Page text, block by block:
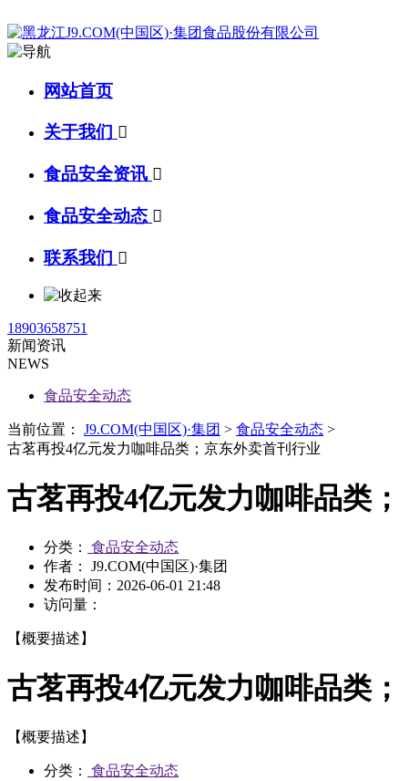
网站首页
关于我们 
食品安全资讯 
食品安全动态 
联系我们 
18903658751
新闻资讯
NEWS
食品安全动态
当前位置： J9.COM(中国区)·集团 > 食品安全动态 >
古茗再投4亿元发力咖啡品类；京东外卖首刊行业
古茗再投4亿元发力咖啡品类
分类：
食品安全动态
作者： J9.COM(中国区)·集团
发布时间： 2026-06-01 21:48
访问量：
【概要描述】
古茗再投4亿元发力咖啡品类
【概要描述】
分类：
食品安全动态